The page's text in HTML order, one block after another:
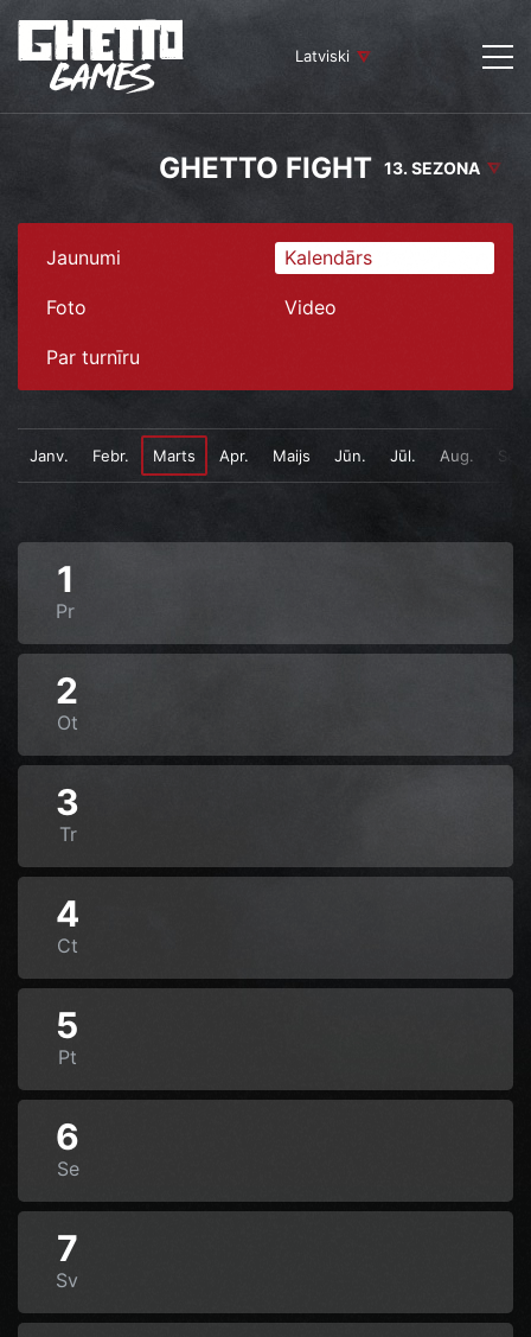
Latviski
GHETTO FIGHT 13. SEZONA
Jaunumi Kalendārs
Foto Video
Par turnīru
Janv. Febr. Marts Apr. Maijs Jūn. Jūl. Aug.
1
Pr
2
Ot
3
Tr
4
Ct
5
Pt
6
Se
7
Sv